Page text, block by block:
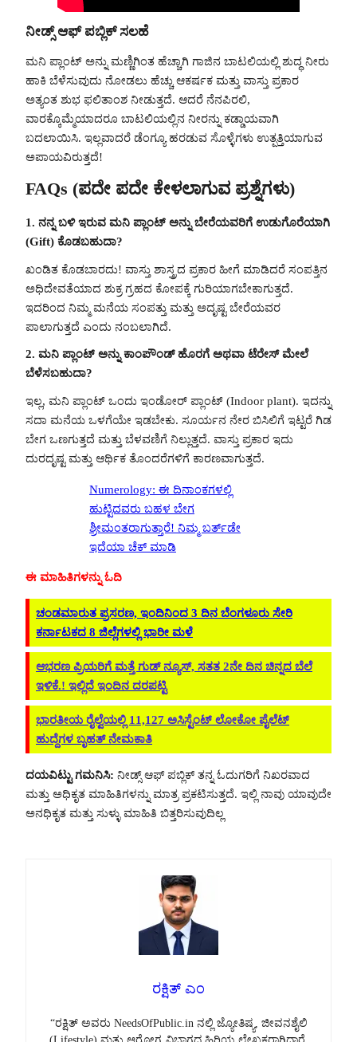
ನೀಡ್ಸ್ ಆಫ್ ಪಬ್ಲಿಕ್ ಸಲಹೆ
ಮನಿ ಪ್ಲಾಂಟ್ ಅನ್ನು ಮಣ್ಣಿಗಿಂತ ಹೆಚ್ಚಾಗಿ ಗಾಜಿನ ಬಾಟಲಿಯಲ್ಲಿ ಶುದ್ಧ ನೀರು
ಹಾಕಿ ಬೆಳೆಸುವುದು ನೋಡಲು ಹೆಚ್ಚು ಆಕರ್ಷಕ ಮತ್ತು ವಾಸ್ತು ಪ್ರಕಾರ
ಅತ್ಯಂತ ಶುಭ ಫಲಿತಾಂಶ ನೀಡುತ್ತದೆ. ಆದರೆ ನೆನಪಿರಲಿ,
ವಾರಕ್ಕೊಮ್ಮೆಯಾದರೂ ಬಾಟಲಿಯಲ್ಲಿನ ನೀರನ್ನು ಕಡ್ಡಾಯವಾಗಿ
ಬದಲಾಯಿಸಿ. ಇಲ್ಲವಾದರೆ ಡೆಂಗ್ಯೂ ಹರಡುವ ಸೊಳ್ಳೆಗಳು ಉತ್ಪತ್ತಿಯಾಗುವ
ಅಪಾಯವಿರುತ್ತದೆ!
FAQs (ಪದೇ ಪದೇ ಕೇಳಲಾಗುವ ಪ್ರಶ್ನೆಗಳು)
1. ನನ್ನ ಬಳಿ ಇರುವ ಮನಿ ಪ್ಲಾಂಟ್ ಅನ್ನು ಬೇರೆಯವರಿಗೆ ಉಡುಗೊರೆಯಾಗಿ
(Gift) ಕೊಡಬಹುದಾ?
ಖಂಡಿತ ಕೊಡಬಾರದು! ವಾಸ್ತು ಶಾಸ್ತ್ರದ ಪ್ರಕಾರ ಹೀಗೆ ಮಾಡಿದರೆ ಸಂಪತ್ತಿನ
ಅಧಿದೇವತೆಯಾದ ಶುಕ್ರ ಗ್ರಹದ ಕೋಪಕ್ಕೆ ಗುರಿಯಾಗಬೇಕಾಗುತ್ತದೆ.
ಇದರಿಂದ ನಿಮ್ಮ ಮನೆಯ ಸಂಪತ್ತು ಮತ್ತು ಅದೃಷ್ಟ ಬೇರೆಯವರ
ಪಾಲಾಗುತ್ತದೆ ಎಂದು ನಂಬಲಾಗಿದೆ.
2. ಮನಿ ಪ್ಲಾಂಟ್ ಅನ್ನು ಕಾಂಪೌಂಡ್ ಹೊರಗೆ ಅಥವಾ ಟೆರೇಸ್ ಮೇಲೆ
ಬೆಳೆಸಬಹುದಾ?
ಇಲ್ಲ, ಮನಿ ಪ್ಲಾಂಟ್ ಒಂದು ಇಂಡೋರ್ ಪ್ಲಾಂಟ್ (Indoor plant). ಇದನ್ನು
ಸದಾ ಮನೆಯ ಒಳಗೆಯೇ ಇಡಬೇಕು. ಸೂರ್ಯನ ನೇರ ಬಿಸಿಲಿಗೆ ಇಟ್ಟರೆ ಗಿಡ
ಬೇಗ ಒಣಗುತ್ತದೆ ಮತ್ತು ಬೆಳವಣಿಗೆ ನಿಲ್ಲುತ್ತದೆ. ವಾಸ್ತು ಪ್ರಕಾರ ಇದು
ದುರದೃಷ್ಟ ಮತ್ತು ಆರ್ಥಿಕ ತೊಂದರೆಗಳಿಗೆ ಕಾರಣವಾಗುತ್ತದೆ.
Numerology: ಈ ದಿನಾಂಕಗಳಲ್ಲಿ
ಹುಟ್ಟಿದವರು ಬಹಳ ಬೇಗ
ಶ್ರೀಮಂತರಾಗುತ್ತಾರೆ! ನಿಮ್ಮ ಬರ್ತ್‌ಡೇ
ಇದೆಯಾ ಚೆಕ್ ಮಾಡಿ
ಈ ಮಾಹಿತಿಗಳನ್ನು ಓದಿ
ಚಂಡಮಾರುತ ಪ್ರಸರಣ, ಇಂದಿನಿಂದ 3 ದಿನ ಬೆಂಗಳೂರು ಸೇರಿ
ಕರ್ನಾಟಕದ 8 ಜಿಲ್ಲೆಗಳಲ್ಲಿ ಭಾರೀ ಮಳೆ
ಆಭರಣ ಪ್ರಿಯರಿಗೆ ಮತ್ತೆ ಗುಡ್ ನ್ಯೂಸ್, ಸತತ 2ನೇ ದಿನ ಚಿನ್ನದ ಬೆಲೆ
ಇಳಿಕೆ.! ಇಲ್ಲಿದೆ ಇಂದಿನ ದರಪಟ್ಟಿ
ಭಾರತೀಯ ರೈಲ್ವೆಯಲ್ಲಿ 11,127 ಅಸಿಸ್ಟೆಂಟ್ ಲೋಕೋ ಪೈಲೆಟ್
ಹುದ್ದೆಗಳ ಬೃಹತ್ ನೇಮಕಾತಿ
ದಯವಿಟ್ಟು ಗಮನಿಸಿ: ನೀಡ್ಸ್ ಆಫ್ ಪಬ್ಲಿಕ್ ತನ್ನ ಓದುಗರಿಗೆ ನಿಖರವಾದ
ಮತ್ತು ಅಧಿಕೃತ ಮಾಹಿತಿಗಳನ್ನು ಮಾತ್ರ ಪ್ರಕಟಿಸುತ್ತದೆ. ಇಲ್ಲಿ ನಾವು ಯಾವುದೇ
ಅನಧಿಕೃತ ಮತ್ತು ಸುಳ್ಳು ಮಾಹಿತಿ ಬಿತ್ತರಿಸುವುದಿಲ್ಲ
ರಕ್ಷಿತ್ ಎಂ
“ರಕ್ಷಿತ್ ಅವರು NeedsOfPublic.in ನಲ್ಲಿ ಜ್ಯೋತಿಷ್ಯ, ಜೀವನಶೈಲಿ